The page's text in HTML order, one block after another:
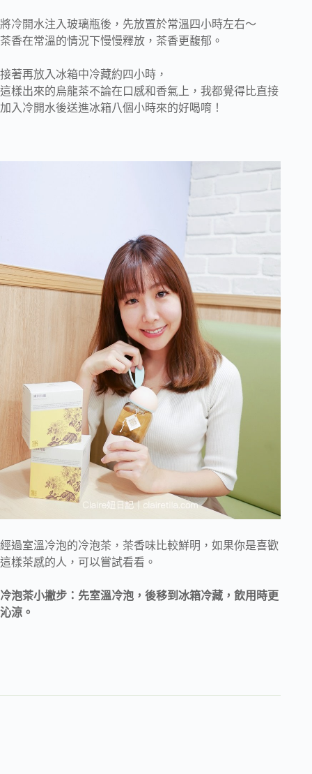
將冷開水注入玻璃瓶後，先放置於常溫四小時左右～
茶香在常溫的情況下慢慢釋放，茶香更馥郁。
接著再放入冰箱中冷藏約四小時，
這樣出來的烏龍茶不論在口感和香氣上，我都覺得比直接
加入冷開水後送進冰箱八個小時來的好喝唷！
經過室溫冷泡的冷泡茶，茶香味比較鮮明，如果你是喜歡
這樣茶感的人，可以嘗試看看。
冷泡茶小撇步：先室溫冷泡，後移到冰箱冷藏，飲用時更
沁涼。